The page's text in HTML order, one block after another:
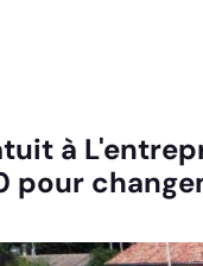
à
pour